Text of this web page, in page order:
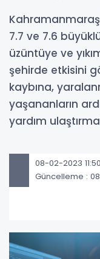
Kahramanmaraş
7.7 ve 7.6
üzüntüye ve
şehirde etkisini
kaybına,
yaşananların
yardım
08-02-2023 11:50
Güncelleme :